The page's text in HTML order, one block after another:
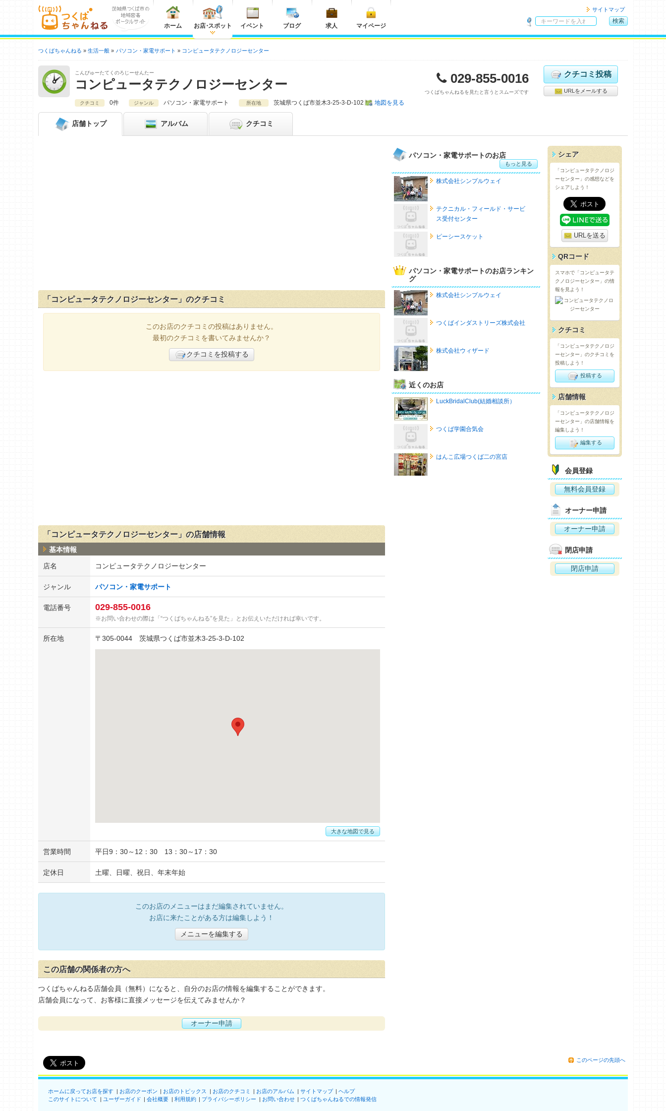
ホーム お店・スポット イベント ブログ 求人 マイページ
サイトマップ
内
索
検索
つくばちゃんねる 生活一般 パソコン・家電サポート コンピュータテクノロジーセンター
こんぴゅーたてくのろじーせんたー
コンピュータテクノロジーセンター 029-855-0016
つくばちゃんねるを見たと言うとスムーズです
クチコミ投稿
URLをメールする
クチコミ 0件 ジャンル パソコン・家電サポート 所在地 茨城県つくば市並木3-25-3-D-102 地図を見る
店舗 トップ アルバム クチコミ
「コンピュータテクノロジーセンター」のクチコミ
このお店のクチコミの投稿はありません。
最初のクチコミを書いてみませんか？
クチコミを投稿する
「コンピュータテクノロジーセンター」の店舗情報
基本情報
店名 コンピュータテクノロジーセンター
ジャンル パソコン・家電サポート
電話番号 029-855-0016
お問い合わせの際は「“つくばちゃんねる”を見た」とお伝えいただければ幸いです。
所在地 〒 305-0044 茨城県つくば市並木3-25-3-D-102
大きな地図で見る
営業時間 平日9：30～12：30 13：30～17：30
定休日 土曜、日曜、祝日、年末年始
このお店のメニューはまだ編集されていません。
お店に来たことがある方は編集しよう！
メニューを編集する
この店舗の関係者の方へ
つくばちゃんねる店舗会員（無料）になると、自分のお店の情報を編集することができます。
店舗会員になって、お客様に直接メッセージを伝えてみませんか？
オーナー申請
パソコン・家電サポートのお店
もっと見る
株式会社シンプルウェイ
テクニカル・フィールド・サービ
ス受付センター
ピーシースケット
パソコン・家電サポートのお店ランキン
グ
株式会社シンプルウェイ
つくばインダストリーズ株式会社
株式会社ウィザード
近くのお店
LuckBridalClub(結婚相談所）
つくば学園合気会
はんこ広場つくば二の宮店
シェア
「コンピュータテクノロジ
ーセンター」の感想などを
シェアしよう！
URLを送る
QRコード
スマホで「コンピュータテ
クノロジーセンター」の情
報を見よう！
クチコミ
「コンピュータテクノロジ
ーセンター」のクチコミを
投稿しよう！
投稿する
店舗情報
「コンピュータテクノロジ
ーセンター」の店舗情報を
編集しよう！
編集する
会員登録
無料会員登録
オーナー申請
オーナー申請
閉店申請
閉店申請
このページの先頭へ
ホームに戻ってお店を探す お店のクーポン お店のトピックス お店のクチコミ お店のアルバム サイトマップ
ヘルプ
このサイトについて
ユーザーガイド 会社概要 利用規約 プライバシーポリシー お問い合わせ つくばちゃんねるでの情報発信